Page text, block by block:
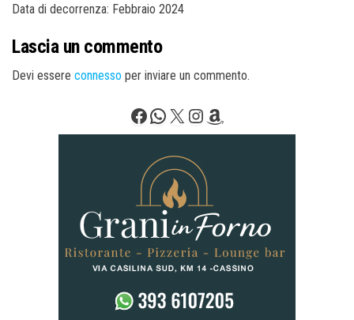
Data di decorrenza: Febbraio 2024
Lascia un commento
Devi essere connesso per inviare un commento.
Facebook
WhatsApp
X Instagram
Amazon